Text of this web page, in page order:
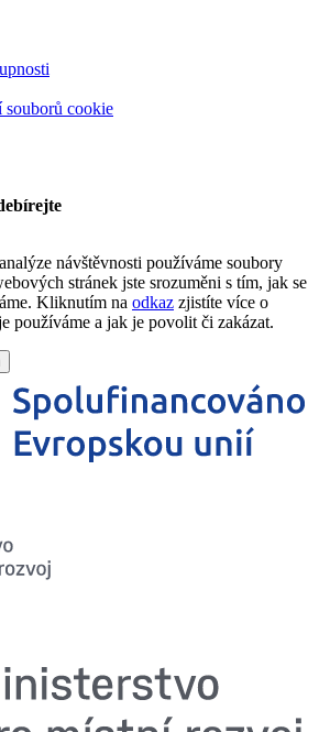
souborů cookie
návštěvnosti používáme soubory
stránek jste srozuměni s tím, jak se
Kliknutím na odkaz zjistíte více o
používáme a jak je povolit či zakázat.